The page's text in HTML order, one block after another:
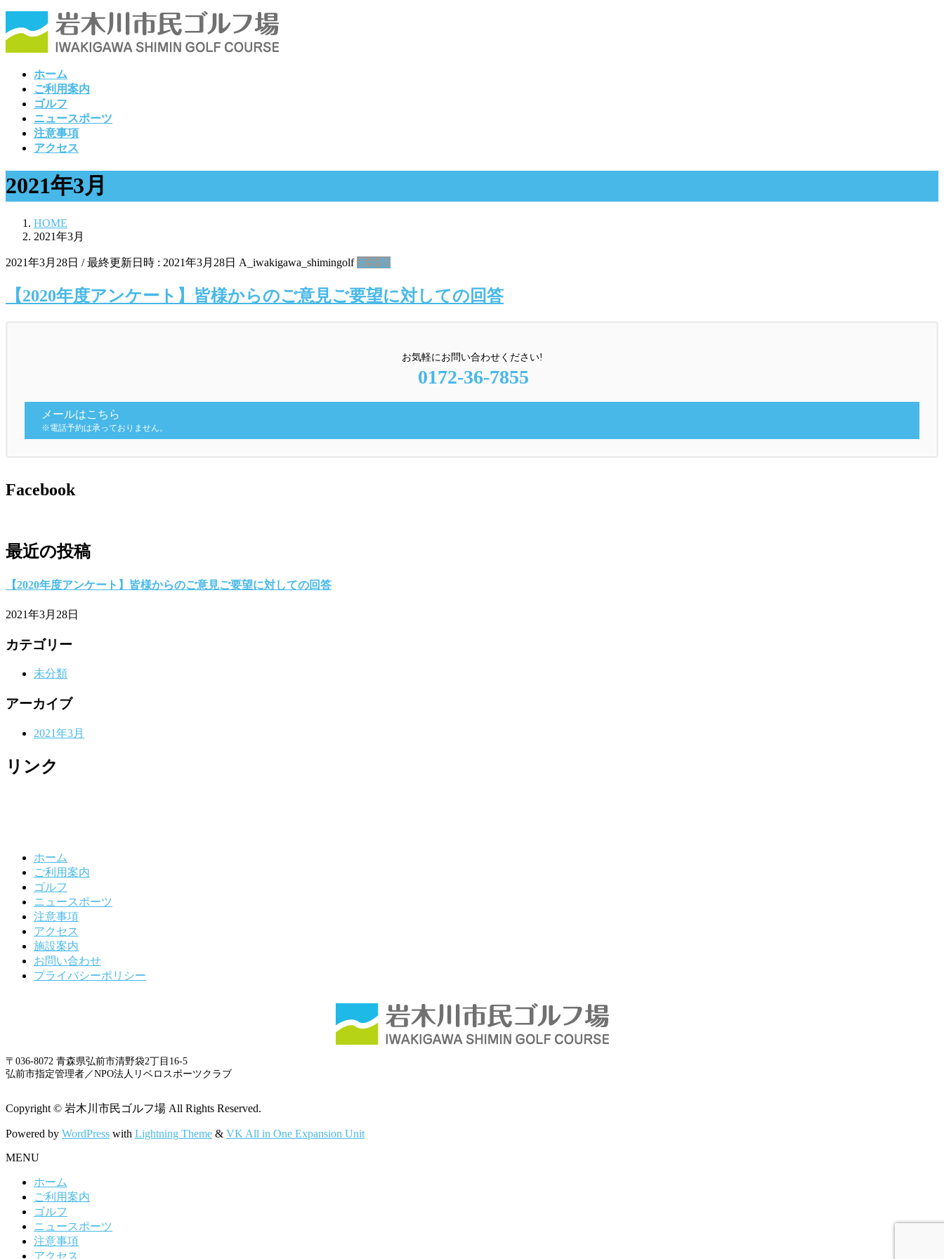
ン
ビ
ホーム
ご利用案内
ゴルフ
ニュースポーツ
注意事項
アクセス
2021年3月
HOME
2021年3月
2021年3月28日 / 最終更新日時 : 2021年3月28日 A_iwakigawa_shimingolf 未分類
【2020年度アンケート】皆様からのご意見ご要望に対しての回答
お気軽にお問い合わせください!
0172-36-7855
メールはこちら
※電話予約は承っておりません。
Facebook
最近の投稿
【2020年度アンケート】皆様からのご意見ご要望に対しての回答
2021年3月28日
カテゴリー
未分類
アーカイブ
2021年3月
リンク
ホーム
ご利用案内
ゴルフ
ニュースポーツ
注意事項
アクセス
施設案内
お問い合わせ
プライバシーポリシー
〒036-8072 青森県弘前市清野袋2丁目16-5
弘前市指定管理者／NPO法人リベロスポーツクラブ
Copyright © 岩木川市民ゴルフ場 All Rights Reserved.
Powered by WordPress with Lightning Theme & VK All in One Expansion Unit
MENU
ホーム
ご利用案内
ゴルフ
ニュースポーツ
注意事項
アクセス